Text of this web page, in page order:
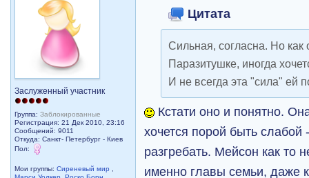
Заслуженный участник
Группа:Заблокированные
Регистрация: 21 Дек 2010, 23:16
Сообщений: 9011
Откуда: Санкт- Петербург - Киев
Пол:
Мои группы:Сиреневый мир
Цитата
Сильная, согласна. Но как
Паразитушке, иногда
И не всегда эта "сила" ей
Кстати оно и понятно.
хочется порой быть
разгребать. Мейсон как то
именно главы семьи, даже